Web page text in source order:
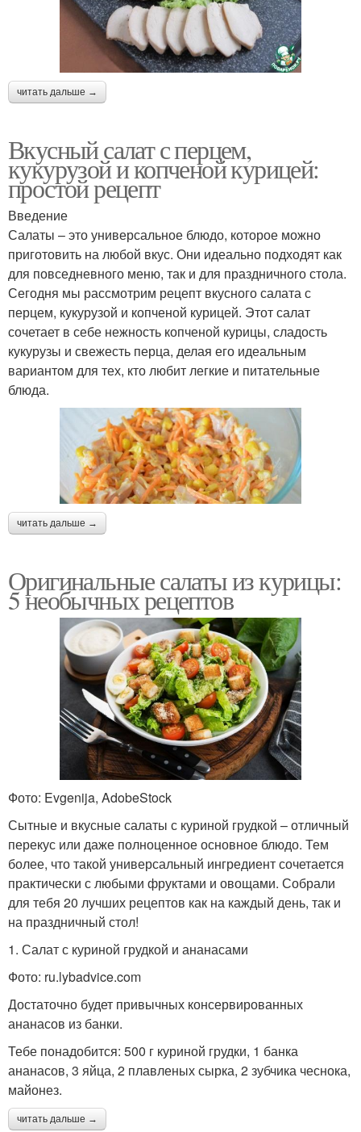
читать дальше →
Вкусный салат с перцем,
кукурузой и копченой курицей:
простой рецепт
Введение
Салаты – это универсальное блюдо, которое можно
приготовить на любой вкус. Они идеально подходят как
для повседневного меню, так и для праздничного стола.
Сегодня мы рассмотрим рецепт вкусного салата с
перцем, кукурузой и копченой курицей. Этот салат
сочетает в себе нежность копченой курицы, сладость
кукурузы и свежесть перца, делая его идеальным
вариантом для тех, кто любит легкие и питательные
блюда.
читать дальше →
Оригинальные салаты из курицы:
5 необычных рецептов
Фото: Evgenija, AdobeStock
Сытные и вкусные салаты с куриной грудкой – отличный
перекус или даже полноценное основное блюдо. Тем
более, что такой универсальный ингредиент сочетается
практически с любыми фруктами и овощами. Собрали
для тебя 20 лучших рецептов как на каждый день, так и
на праздничный стол!
1. Салат с куриной грудкой и ананасами
Фото: ru.lybadvice.com
Достаточно будет привычных консервированных
ананасов из банки.
Тебе понадобится: 500 г куриной грудки, 1 банка
ананасов, 3 яйца, 2 плавленых сырка, 2 зубчика чеснока,
майонез.
читать дальше →